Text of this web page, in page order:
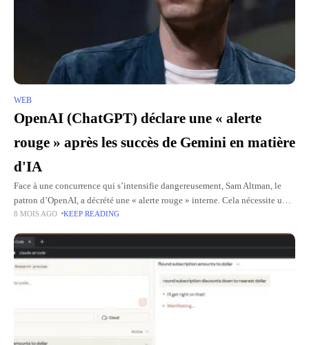
WEB
OpenAI (ChatGPT) déclare une « alerte
rouge » après les succès de Gemini en matière
d'IA
Face à une concurrence qui s’intensifie dangereusement, Sam Altman, le
patron d’OpenAI, a décrété une « alerte rouge » interne. Cela nécessite une
mobilisation totale de ses équipes pour perfectionner
8 MOIS AGO KEEP READING